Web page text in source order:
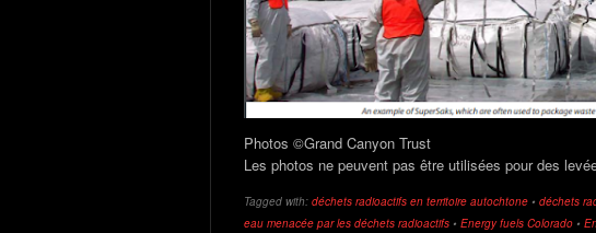
Photos ©Grand Canyon Trust
Les photos ne peuvent pas être utilisées pour des
Tagged with: déchets radioactifs en territoire autochtone • déchets
eau menacée par les déchets radioactifs • Energy fuels Colorado •